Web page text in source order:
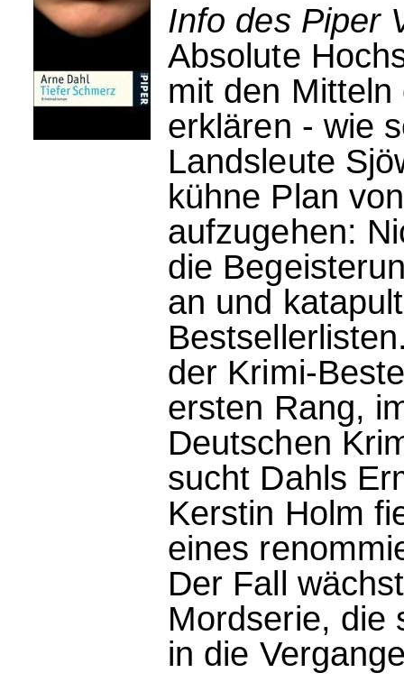
Info des Piper
Absolute
mit den
erklären - wie
Landsleute
kühne Plan
aufzugehen:
die
an und
der Krimi-
ersten Rang,
Deutschen
sucht Dahls
Kerstin Holm
eines
Der Fall
Mordserie, die
in die